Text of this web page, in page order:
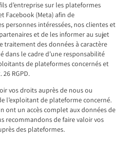
d’entreprise sur les plateformes
Facebook (Meta) afin de
personnes intéressées, nos clientes et
et de les informer au sujet
traitement des données à caractère
dans le cadre d’une responsabilité
de plateformes concernés et
RGPD.
vos droits auprès de nous ou
l’exploitant de plateforme concerné.
ont un accès complet aux données de
recommandons de faire valoir vos
des plateformes.